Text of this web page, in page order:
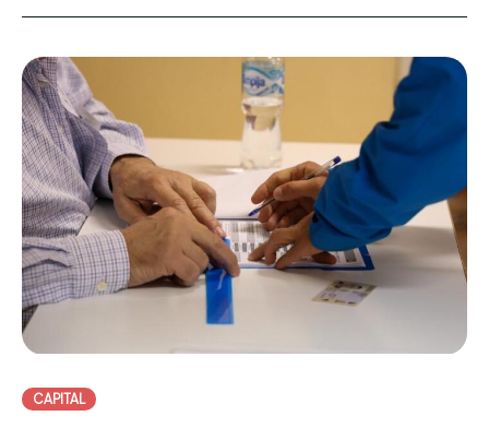
CAPITAL